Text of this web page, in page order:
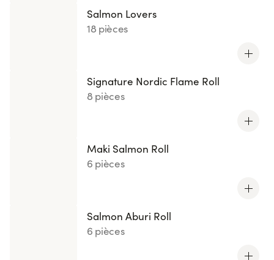
Salmon Lovers
18 pièces
Signature Nordic Flame Roll
8 pièces
Maki Salmon Roll
6 pièces
Salmon Aburi Roll
6 pièces